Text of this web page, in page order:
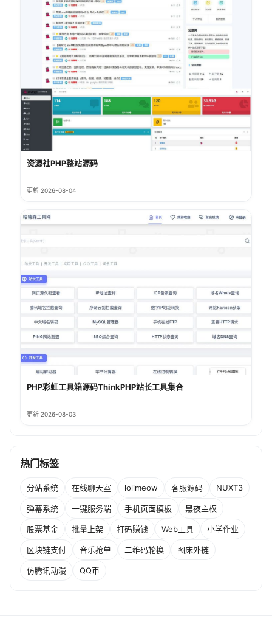
资源社PHP整站源码
更新 2026-08-04
PHP彩虹工具箱源码ThinkPHP站长工具集合
更新 2026-08-03
热门标签
分站系统 在线聊天室 lolimeow 客服源码 NUXT3
弹幕系统 一键服务端 手机页面模板 黑夜主权
股票基金 批量上架 打码赚钱 Web工具 小学作业
区块链支付 音乐抢单 二维码轮换 图床外链
仿腾讯动漫 QQ币